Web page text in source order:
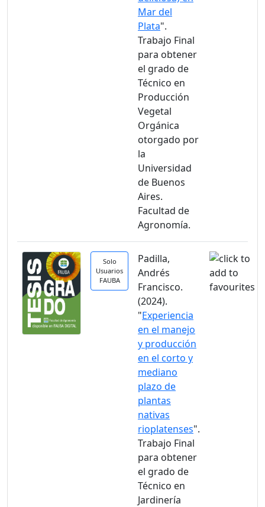
Mar del
Plata".
Trabajo Final
para obtener
el grado de
Técnico en
Producción
Vegetal
Orgánica
otorgado por
la
Universidad
de Buenos
Aires.
Facultad de
Agronomía.
Solo
Usuarios
FAUBA
Padilla,
Andrés
Francisco.
(2024).
"Experiencia
en el manejo
y producción
en el corto y
mediano
plazo de
plantas
nativas
rioplatenses".
Trabajo Final
para obtener
el grado de
Técnico en
Jardinería